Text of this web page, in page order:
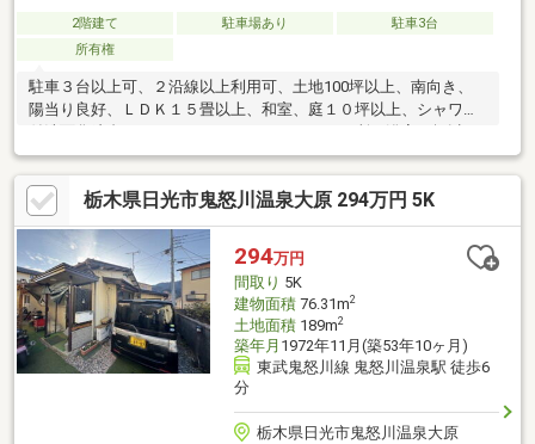
2階建て 駐車場あり
駐車3台
所有権
駐車３台以上可、２沿線以上利用可、土地100坪以上、南向き、
陽当り良好、ＬＤＫ１５畳以上、和室、庭１０坪以上、シャワー
上、南面バルコニー、浴室に窓、ウォークインクローゼット
栃木県日光市鬼怒川温泉大原 294万円 5K
294万円
間取り 5K
建物面積76.31m2
土地面積189m2
築年月 1972年11月(築53年10ヶ月)
東武鬼怒川線 鬼怒川温泉駅 徒歩6
分
栃木県日光市鬼怒川温泉大原